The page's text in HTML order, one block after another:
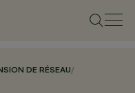
DE RÉSEAU/